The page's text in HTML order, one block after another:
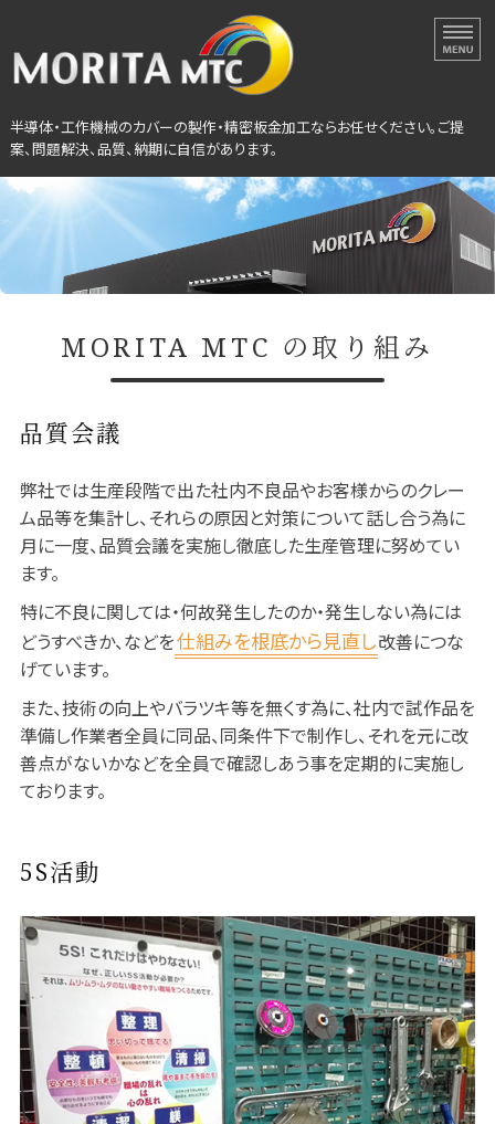
半導体・工作機械カバ
半導体・工作機械のカバーの製作・精密板金加工ならお任せください。ご提
案、問題解決、品質、納期に自信があります。
ホーム
選ばれる理由
設備紹介
会社概要
MORITA MTC の取り組み
品質会議
弊社では生産段階で出た社内不良品やお客様からのクレー
ム品等を集計し、それらの原因と対策について話し合う為に
月に一度、品質会議を実施し徹底した生産管理に努めてい
ます。
特に不良に関しては・何故発生したのか・発生しない為には
どうすべきか、などを仕組みを根底から見直し改善につな
げています。
また、技術の向上やバラツキ等を無くす為に、社内で試作品を
準備し作業者全員に同品、同条件下で制作し、それを元に改
善点がないかなどを全員で確認しあう事を定期的に実施し
ております。
5S活動